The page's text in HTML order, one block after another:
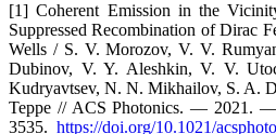
[1] Coherent Emission in the
Suppressed Recombination of Dirac
Wells / S. V. Morozov, V. V.
Dubinov, V. Y. Aleshkin, V. V.
Kudryavtsev, N. N. Mikhailov, S. A.
Teppe // ACS Photonics. —
3535. https://doi.org/10.1021/